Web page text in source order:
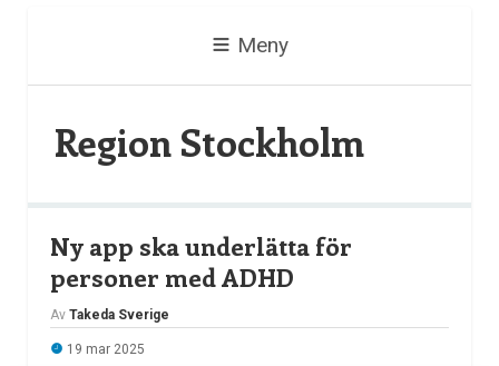
Meny
Region Stockholm
Ny app ska underlätta för
personer med ADHD
Av Takeda Sverige
19 mar 2025